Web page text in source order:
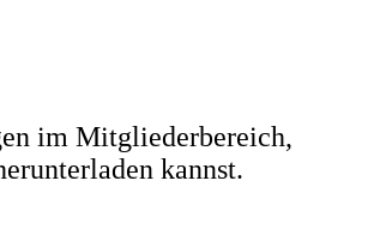
im Mitgliederbereich,
kannst.